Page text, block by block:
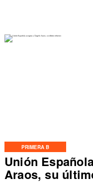
PRIMERA B
Unión
Araos, su